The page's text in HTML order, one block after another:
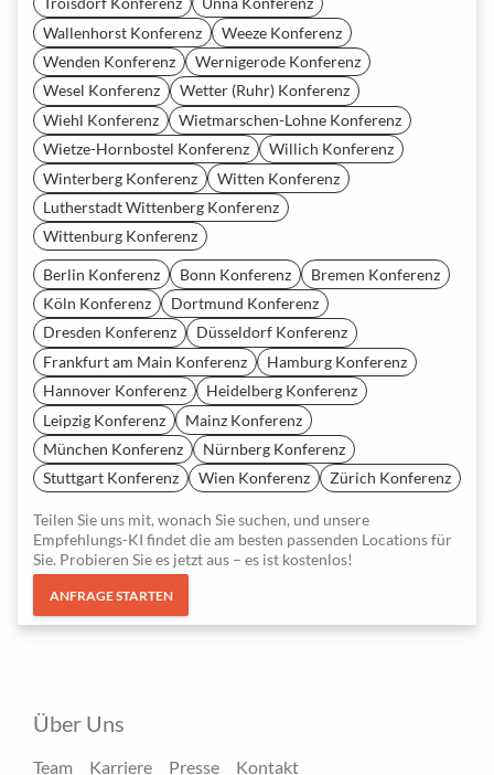
Wallenhorst Konferenz
Weeze Konferenz
Wenden Konferenz
Wernigerode Konferenz
Wesel Konferenz
Wetter (Ruhr) Konferenz
Wiehl Konferenz
Wietmarschen-Lohne Konferenz
Wietze-Hornbostel Konferenz
Willich Konferenz
Winterberg Konferenz
Witten Konferenz
Lutherstadt Wittenberg Konferenz
Wittenburg Konferenz
Berlin Konferenz Bonn Konferenz
Bremen Konferenz
Köln Konferenz
Dortmund Konferenz
Dresden Konferenz
Düsseldorf Konferenz
Frankfurt am Main Konferenz
Hamburg Konferenz
Hannover Konferenz
Heidelberg Konferenz
Leipzig Konferenz
Mainz Konferenz
München Konferenz
Nürnberg Konferenz
Stuttgart Konferenz
Wien Konferenz Zürich Konferenz
Teilen Sie uns mit, wonach Sie suchen, und unsere
Empfehlungs-KI findet die am besten passenden Locations für
Sie. Probieren Sie es jetzt aus – es ist kostenlos!
ANFRAGE STARTEN
Über Uns
Team Karriere Presse Kontakt